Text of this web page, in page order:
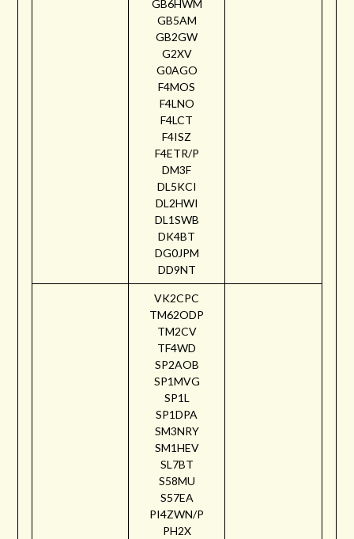
GB6HWM
GB5AM
GB2GW
G2XV
G0AGO
F4MOS
F4LNO
F4LCT
F4ISZ
F4ETR/P
DM3F
DL5KCI
DL2HWI
DL1SWB
DK4BT
DG0JPM
DD9NT
VK2CPC
TM62ODP
TM2CV
TF4WD
SP2AOB
SP1MVG
SP1L
SP1DPA
SM3NRY
SM1HEV
SL7BT
S58MU
S57EA
PI4ZWN/P
PH2X